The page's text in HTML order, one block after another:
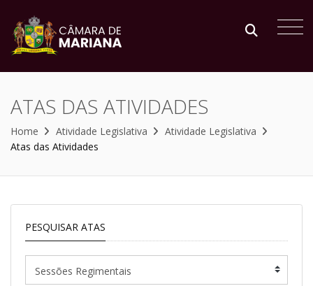
ATAS DAS ATIVIDADES
Home Atividade Legislativa
Atividade Legislativa
Atas das Atividades
PESQUISAR ATAS